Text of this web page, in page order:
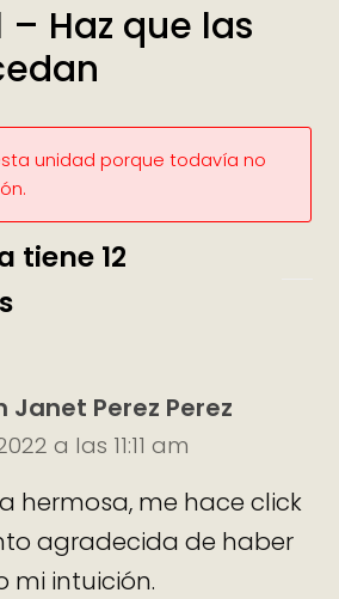
– Haz que las
unidad porque todavía no
tiene 12
Janet Perez Perez
a las 11:11 am
hermosa, me hace click
agradecida de haber
mi intuición.